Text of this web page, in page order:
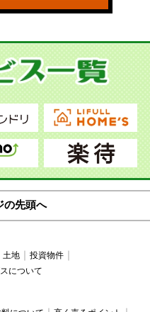
の先頭へ
土地
投資物件
について